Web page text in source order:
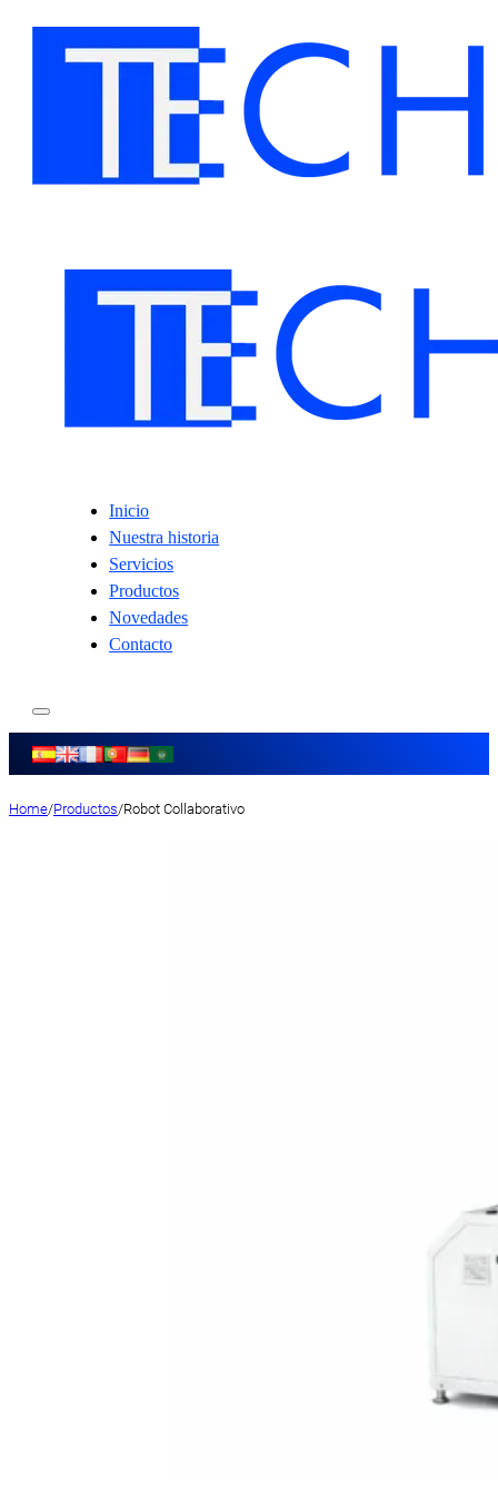
Inicio
Nuestra historia
Servicios
Productos
Novedades
Contacto
Home/Productos/Robot Collaborativo